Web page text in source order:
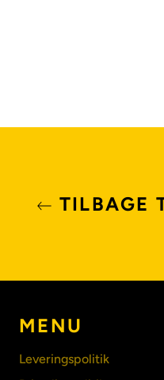
TILBAGE
MENU
Leveringspolitik